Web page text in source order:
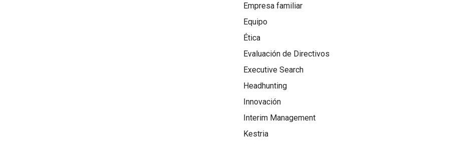
Empresa familiar
Equipo
Ética
Evaluación de Directivos
Executive Search
Headhunting
Innovación
Interim Management
Kestria